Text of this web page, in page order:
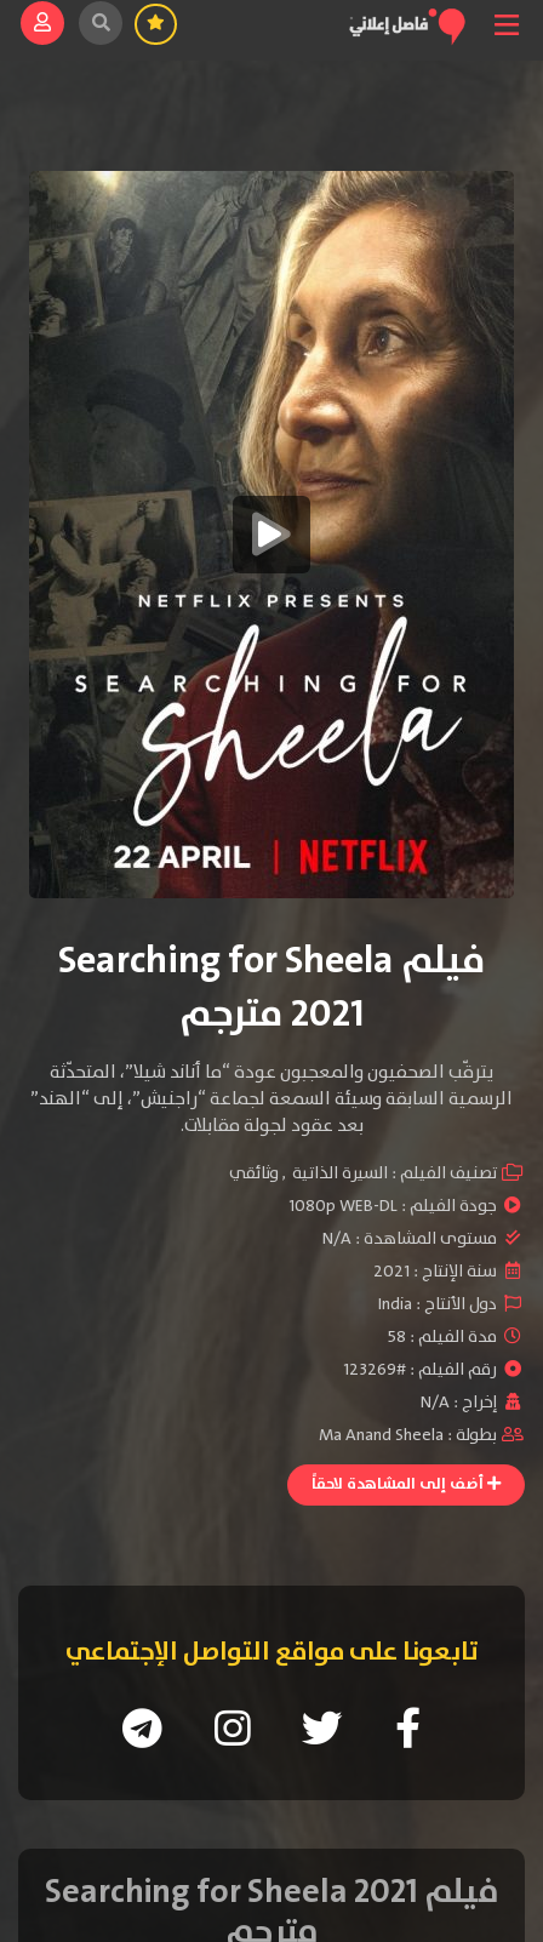
فيلم Searching for Sheela
2021 مترجم
يترقّب الصحفيون والمعجبون عودة “ما أناند شيلا”، المتحدّثة
الرسمية السابقة وسيئة السمعة لجماعة “راجنيش”، إلى “الهند”
بعد عقود لجولة مقابلات.
تصنيف الفيلم : السيرة الذاتية ,وثائقي
جودة الفيلم :1080p WEB-DL
مستوى المشاهدة :N/A
سنة الإنتاج : 2021
دول الأنتاج : India
مدة الفيلم : 58
رقم الفيلم : #123269
إخراج :N/A
بطولة : Ma Anand Sheela
أضف إلى المشاهدة لاحقاً
تابعونا على مواقع التواصل الإجتماعي
فيلم Searching for Sheela 2021